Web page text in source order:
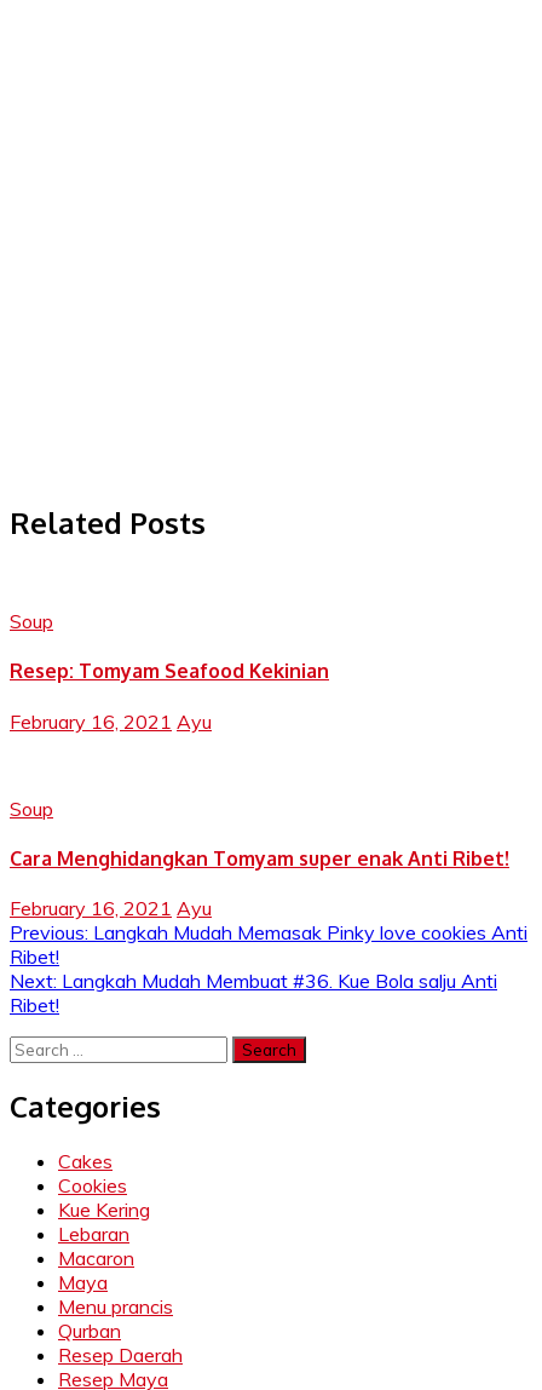
Related Posts
Soup
Resep: Tomyam Seafood Kekinian
February 16, 2021 Ayu
Soup
Cara Menghidangkan Tomyam super enak Anti Ribet!
February 16, 2021 Ayu
Post
navigation
Previous: Langkah Mudah Memasak Pinky love cookies Anti
Ribet!
Next: Langkah Mudah Membuat #36. Kue Bola salju Anti
Ribet!
Search
Categories
Cakes
Cookies
Kue Kering
Lebaran
Macaron
Maya
Menu prancis
Qurban
Resep Daerah
Resep Maya